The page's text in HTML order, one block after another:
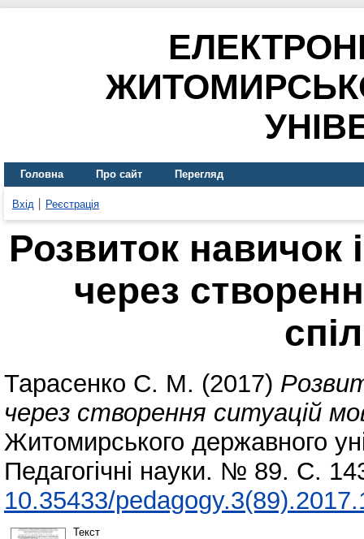
Головна Про сайт Перегляд
Вхід Реєстрація
Розвиток навичок
через
Тарасенко С. М. (2017)
через створення ситуацій
Житомирського державного
Педагогічні науки. № 89. С.
10.35433/
Текст